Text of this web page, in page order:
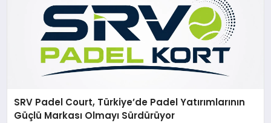
SRV Padel Court, Türkiye’de Padel Yatırımlarının
Güçlü Markası Olmayı Sürdürüyor